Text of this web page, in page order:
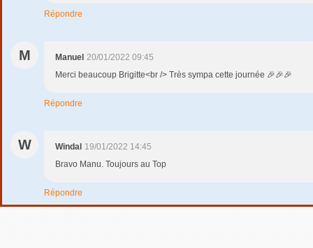
Répondre
M Manuel 20/01/2022 09:45
Merci beaucoup Brigitte<br /> Très sympa cette journée 🎉🎉🎉
Répondre
W Windal 19/01/2022 14:45
Bravo Manu. Toujours au Top
Répondre